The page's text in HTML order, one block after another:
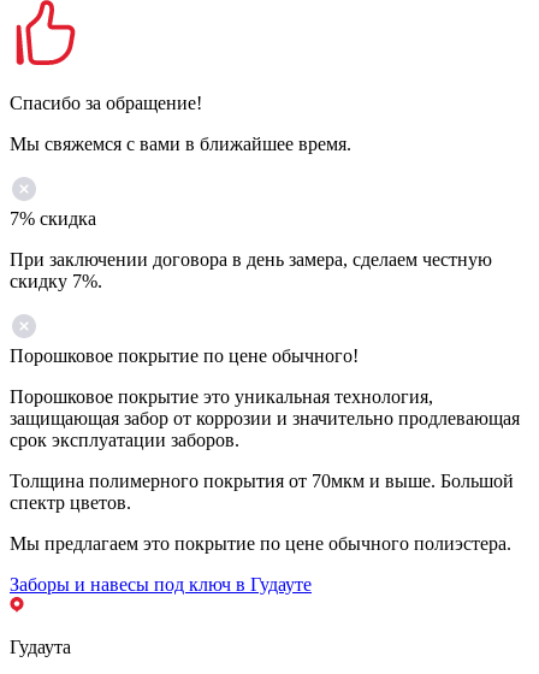
Спасибо за обращение!
Мы свяжемся с вами в ближайшее время.
7% скидка
При заключении договора в день замера, сделаем честную
скидку 7%.
Порошковое покрытие по цене обычного!
Порошковое покрытие это уникальная технология,
защищающая забор от коррозии и значительно продлевающая
срок эксплуатации заборов.
Толщина полимерного покрытия от 70мкм и выше. Большой
спектр цветов.
Мы предлагаем это покрытие по цене обычного полиэстера.
Заборы и навесы под ключ в Гудауте
Гудаута